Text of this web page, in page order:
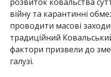
війну та карантинні
проводити масові
традиційний
фактори призвели до
галузі.